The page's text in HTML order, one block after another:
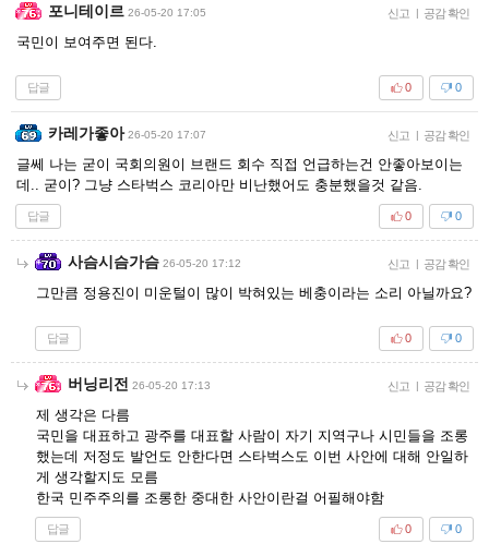
포니테이르 26-05-20 17:05 신고 | 공감 확인
국민이 보여주면 된다.
답글 0
0
카레가좋아 26-05-20 17:07 신고 | 공감 확인
글쎄 나는 굳이 국회의원이 브랜드 회수 직접 언급하는건 안좋아보이는
데.. 굳이? 그냥 스타벅스 코리아만 비난했어도 충분했을것 같음.
답글 0
0
사슴시슴가슴 26-05-20 17:12 신고 | 공감 확인
그만큼 정용진이 미운털이 많이 박혀있는 베충이라는 소리 아닐까요?
답글 0
0
버닝리전 26-05-20 17:13 신고 | 공감 확인
제 생각은 다름
국민을 대표하고 광주를 대표할 사람이 자기 지역구나 시민들을 조롱
했는데 저정도 발언도 안한다면 스타벅스도 이번 사안에 대해 안일하
게 생각할지도 모름
한국 민주주의를 조롱한 중대한 사안이란걸 어필해야함
답글 0
0